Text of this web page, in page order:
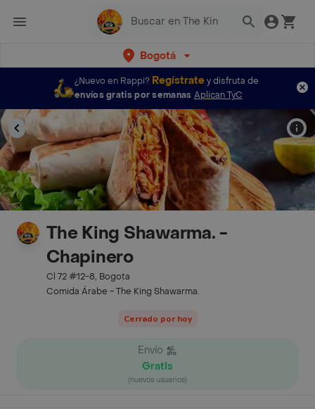
Bogotá
¿Nuevo en Rappi? Regístratey disfruta de
envíos gratis por semanas Aplican TyC
The King Shawarma. -
Chapinero
Cl 72 #12-8, Bogota
Comida Árabe - The King Shawarma.
Cerrado por hoy
Envío
Gratis
(nuevos usuarios)